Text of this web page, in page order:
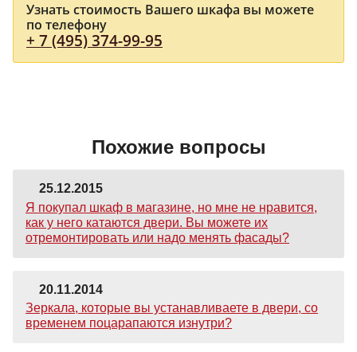
Узнать стоимость Вашего шкафа вы можете
по телефону
+ 7 (495) 374-99-95
Похожие вопросы
25.12.2015
Я покупал шкаф в магазине, но мне не нравится,
как у него катаются двери. Вы можете их
отремонтировать или надо менять фасады?
20.11.2014
Зеркала, которые вы устанавливаете в двери, со
временем поцарапаются изнутри?